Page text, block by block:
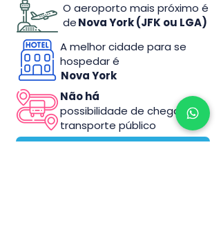
O aeroporto mais próximo é
deNova York (JFK ou LGA)
A melhor cidade para se
hospedar é
Nova York
Não há
possibilidade de chegar via
transporte público